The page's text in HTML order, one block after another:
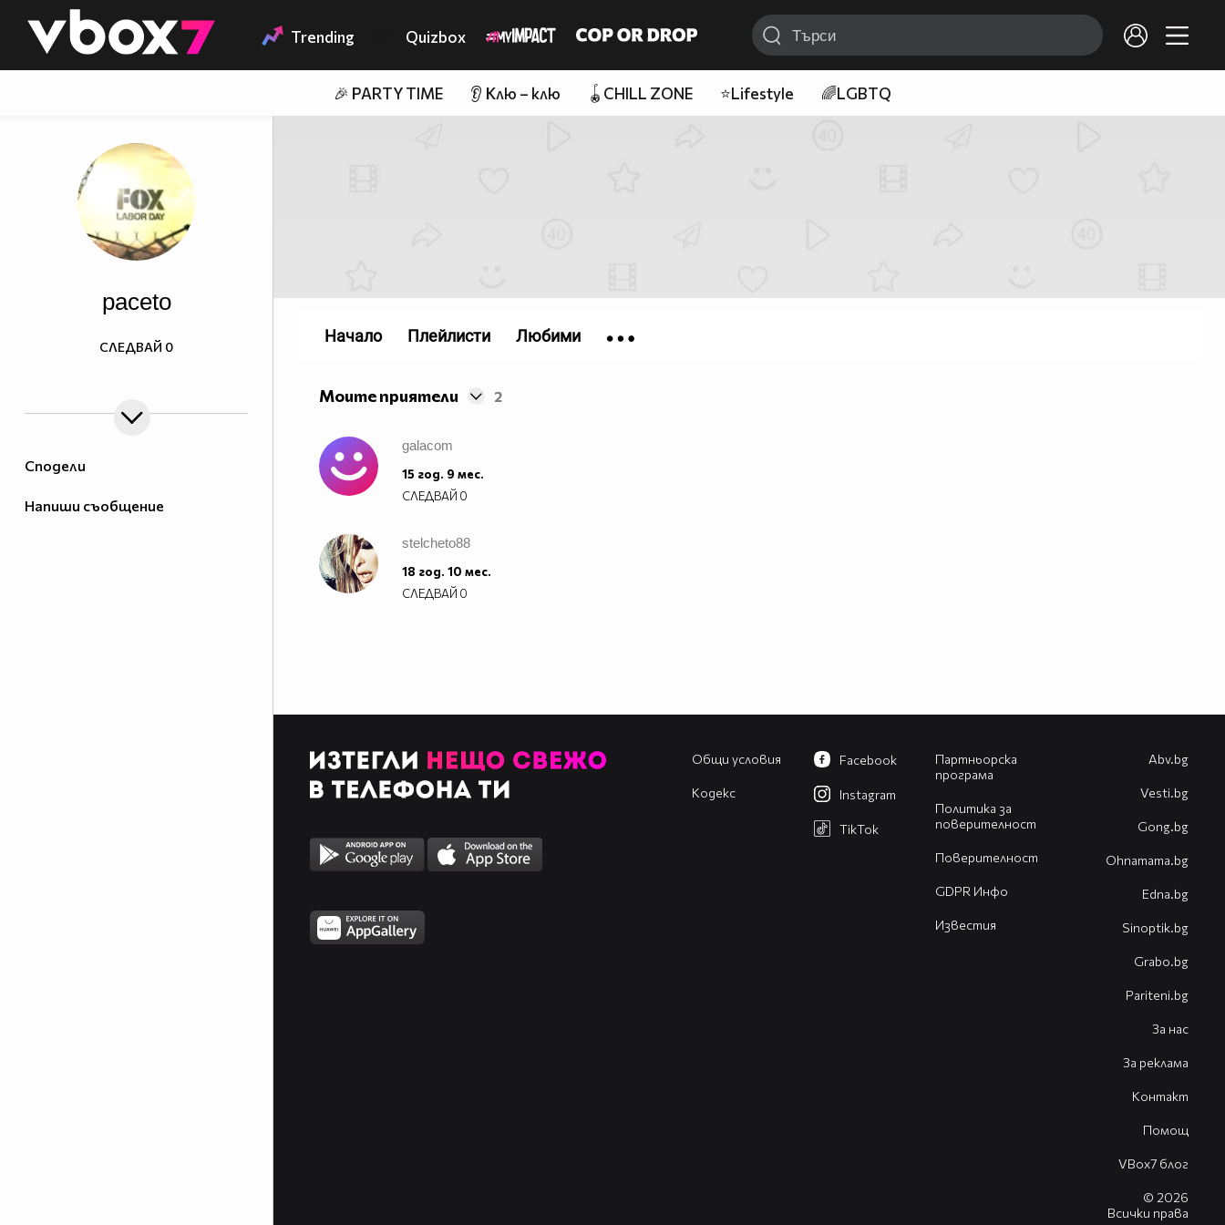
👾 Trending Quizbox
🎉 PARTY TIME 👂 Клю – клю 🪀CHILL ZONE ⭐Lifestyle 🌈LGBTQ
Сподели
Напиши съобщение
paceto
СЛЕДВАЙ 0
Моите приятели 2
galacom
15 год. 9 мес.
СЛЕДВАЙ 0
stelcheto88
18 год. 10 мес.
СЛЕДВАЙ 0
Начало Плейлисти Любими
Общи условия
Кодекс
Партньорска
програма
Политика за
поверителност
Поверителност
GDPR Инфо
Известия
Facebook
Instagram
TikTok
Abv.bg
Vesti.bg
Gong.bg
Оhnamama.bg
Edna.bg
Sinoptik.bg
Grabo.bg
Pariteni.bg
За нас
За реклама
Контакт
Помощ
VBox7 блог
© 2026
Всички права